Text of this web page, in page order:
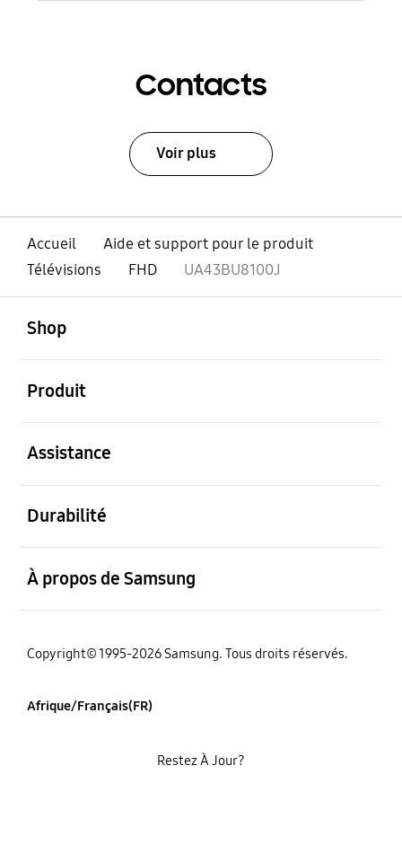
Contacts
Voir plus
Accueil
Aide et support pour le produit
Télévisions
FHD UA43BU8100J
Shop
Produit
Assistance
Durabilité
À propos de Samsung
Copyright© 1995-2026 Samsung. Tous droits réservés.
Afrique/Français(FR)
Restez À Jour?